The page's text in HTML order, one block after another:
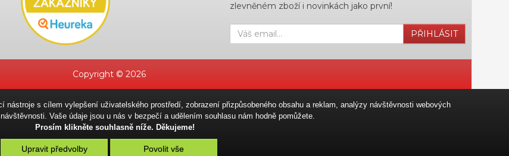
zlevněném zboží i novinkách jako první!
PŘIHLÁSIT
Copyright © 2026
s cílem vylepšení uživatelského prostředí, zobrazení přizpůsobeného obsahu a reklam, analýzy návštěvnosti webových
Vaše údaje jsou u nás v bezpečí a udělením souhlasu nám hodně pomůžete.
Prosím klikněte souhlasně níže. Děkujeme!
Upravit předvolby Povolit vše